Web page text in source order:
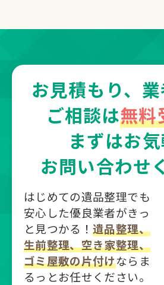
お見積もり、
ご相談は無料
まずはお
お問い合わせ
はじめての遺品整理でも
安心した優良業者がきっ
と見つかる！遺品整理、
生前整理、空き家整理、
ゴミ屋敷の片付けならま
るっとお任せください。